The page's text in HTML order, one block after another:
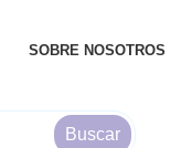
SOBRE NOSOTROS
Buscar